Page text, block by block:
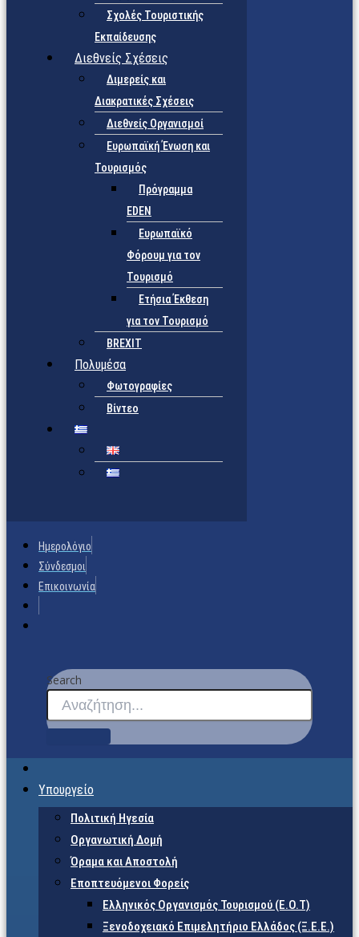
Σχολές Τουριστικής
Εκπαίδευσης
Διεθνείς Σχέσεις
Διμερείς και
Διακρατικές Σχέσεις
Διεθνείς Οργανισμοί
Ευρωπαϊκή Ένωση και
Τουρισμός
Πρόγραμμα
EDEN
Ευρωπαϊκό
Φόρουμ για τον
Τουρισμό
Ετήσια Έκθεση
για τον Τουρισμό
BREXIT
Πολυμέσα
Φωτογραφίες
Βίντεο
Ημερολόγιο
Σύνδεσμοι
Επικοινωνία
Search
Υπουργείο
Πολιτική Ηγεσία
Οργανωτική Δομή
Όραμα και Αποστολή
Εποπτευόμενοι Φορείς
Eλληνικός Οργανισμός Τουρισμού (Ε.Ο.Τ)
Ξενοδοχειακό Επιμελητήριο Ελλάδος (Ξ.Ε.Ε.)